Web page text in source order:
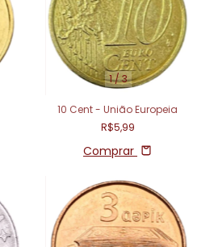
1/3
10 Cent - União Europeia
R$5,99
Comprar